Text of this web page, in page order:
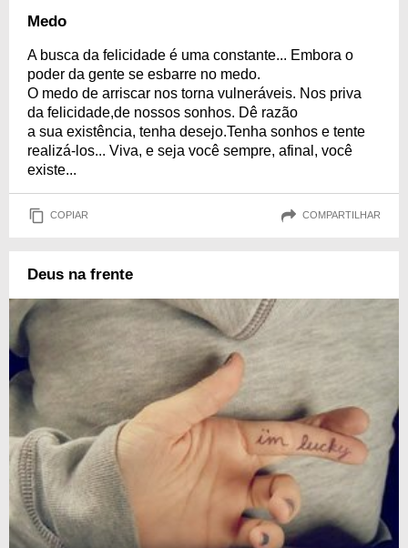
Medo
A busca da felicidade é uma constante... Embora o
poder da gente se esbarre no medo.
O medo de arriscar nos torna vulneráveis. Nos priva
da felicidade,de nossos sonhos. Dê razão
a sua existência, tenha desejo.Tenha sonhos e tente
realizá-los... Viva, e seja você sempre, afinal, você
existe...
COPIAR COMPARTILHAR
Deus na frente